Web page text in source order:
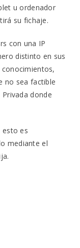
u ordenador
su fichaje.
con una IP
distinto en sus
no sea factible
donde
esto es
mediante el